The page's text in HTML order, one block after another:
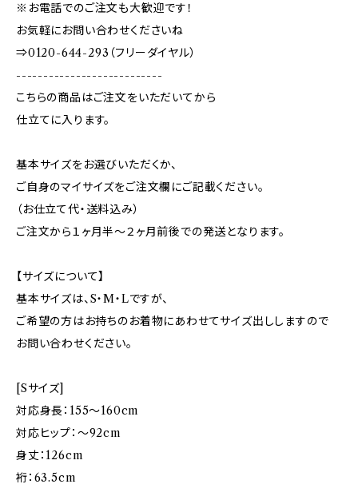
※お電話でのご注文も大歓迎です！
お気軽にお問い合わせくださいね
⇒0120-644-293（フリーダイヤル）
---------------------------
こちらの商品はご注文をいただいてから
仕立てに入ります。
基本サイズをお選びいただくか、
ご自身のマイサイズをご注文欄にご記載ください。
（お仕立て代・送料込み）
ご注文から１ヶ月半～２ヶ月前後での発送となります。
【サイズについて】
基本サイズは、S・M・Lですが、
ご希望の方はお持ちのお着物にあわせてサイズ出ししますので
お問い合わせください。
[Sサイズ]
対応身長：155〜160cm
対応ヒップ：〜92cm
身丈：126cm
裄：63.5cm